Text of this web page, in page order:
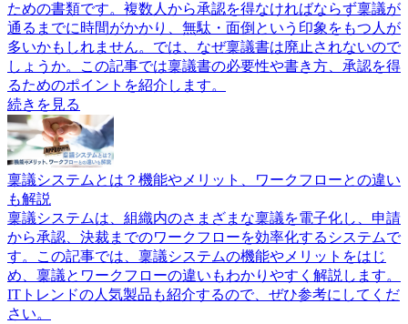
ための書類です。複数人から承認を得なければならず稟議が
通るまでに時間がかかり、無駄・面倒という印象をもつ人が
多いかもしれません。では、なぜ稟議書は廃止されないので
しょうか。この記事では稟議書の必要性や書き方、承認を得
るためのポイントを紹介します。
続きを見る
稟議システムとは？機能やメリット、ワークフローとの違い
も解説
稟議システムは、組織内のさまざまな稟議を電子化し、申請
から承認、決裁までのワークフローを効率化するシステムで
す。この記事では、稟議システムの機能やメリットをはじ
め、稟議とワークフローの違いもわかりやすく解説します。
ITトレンドの人気製品も紹介するので、ぜひ参考にしてくだ
さい。